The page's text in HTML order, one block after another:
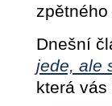
Dnešní
jede, ale
která